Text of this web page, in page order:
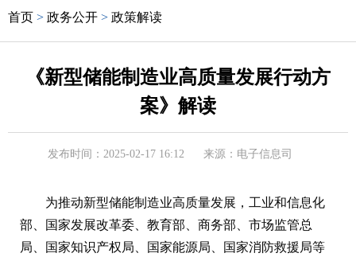
首页 > 政务公开 > 政策解读
《新型储能制造业高质量发展行动方
案》解读
发布时间：2025-02-17 16:12 来源：电子信息司
为推动新型储能制造业高质量发展，工业和信息化
部、国家发展改革委、教育部、商务部、市场监管总
局、国家知识产权局、国家能源局、国家消防救援局等